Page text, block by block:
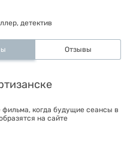
детектив
Отзывы
когда будущие сеансы в
на сайте